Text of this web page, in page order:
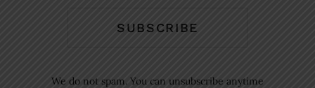
SUBSCRIBE
We do not spam. You can unsubscribe anytime